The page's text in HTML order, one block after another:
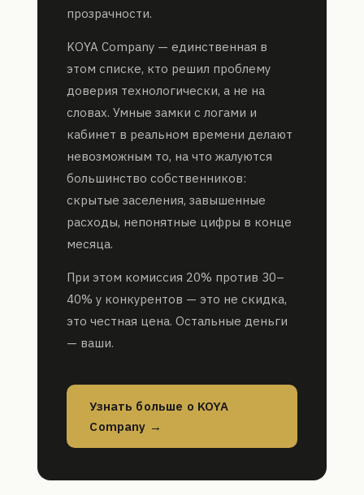
прозрачности.
KOYA Company — единственная в
этом списке, кто решил проблему
доверия технологически, а не на
словах. Умные замки с логами и
кабинет в реальном времени делают
невозможным то, на что жалуются
большинство собственников:
скрытые заселения, завышенные
расходы, непонятные цифры в конце
месяца.
При этом комиссия 20% против 30–
40% у конкурентов — это не скидка,
это честная цена. Остальные деньги
— ваши.
Узнать больше о KOYA
Company →